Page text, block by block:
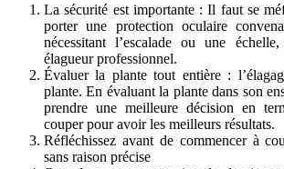
La sécurité est importante : Il faut se
porter une protection oculaire
nécessitant l’escalade ou une
élagueur professionnel.
Évaluer la plante tout entière :
plante. En évaluant la plante dans son
prendre une meilleure décision en
couper pour avoir les meilleurs résultats.
Réfléchissez avant de commencer à
sans raison précise